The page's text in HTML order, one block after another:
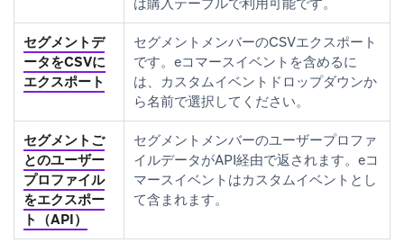
は購入テーブルで利用可能です。
セグメントデ
ータをCSVに
エクスポート
セグメントメンバーのCSVエクスポート
です。eコマースイベントを含めるに
は、カスタムイベントドロップダウンか
ら名前で選択してください。
セグメントご
とのユーザー
プロファイル
をエクスポー
ト（API）
セグメントメンバーのユーザープロファ
イルデータがAPI経由で返されます。eコ
マースイベントはカスタムイベントとし
て含まれます。